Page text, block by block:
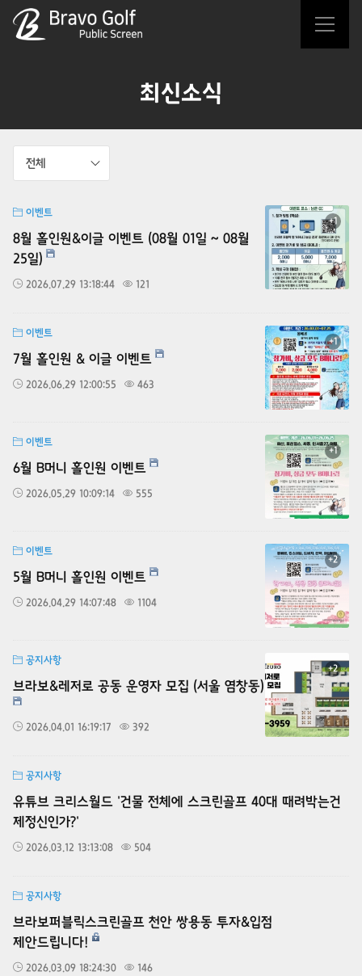
최신소식
전체
이벤트
8월 홀인원&이글 이벤트 (08월 01일 ~ 08월
25일)
2026.07.29 13:18:44 121
+1
이벤트
7월 홀인원 & 이글 이벤트
2026.06.29 12:00:55 463
+1
이벤트
6월 B머니 홀인원 이벤트
2026.05.29 10:09:14 555
+1
이벤트
5월 B머니 홀인원 이벤트
2026.04.29 14:07:48 1104
+2
공지사항
브라보&레저로 공동 운영자 모집 (서울 염창동)
2026.04.01 16:19:17 392
+2
공지사항
유튜브 크리스월드 '건물 전체에 스크린골프 40대 때려박는건
제정신인가?'
2026.03.12 13:13:08 504
공지사항
브라보퍼블릭스크린골프 천안 쌍용동 투자&입점
제안드립니다!
2026.03.09 18:24:30 146